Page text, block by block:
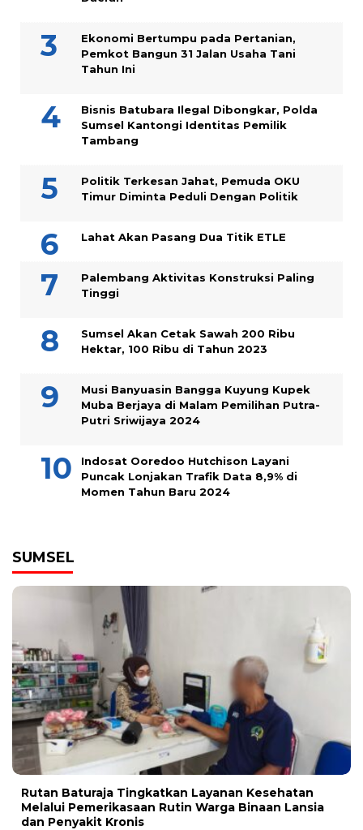
Ekonomi Bertumpu pada Pertanian,
Pemkot Bangun 31 Jalan Usaha Tani
Tahun Ini
Bisnis Batubara Ilegal Dibongkar, Polda
Sumsel Kantongi Identitas Pemilik
Tambang
Politik Terkesan Jahat, Pemuda OKU
Timur Diminta Peduli Dengan Politik
Lahat Akan Pasang Dua Titik ETLE
Palembang Aktivitas Konstruksi Paling
Tinggi
Sumsel Akan Cetak Sawah 200 Ribu
Hektar, 100 Ribu di Tahun 2023
Musi Banyuasin Bangga Kuyung Kupek
Muba Berjaya di Malam Pemilihan Putra-
Putri Sriwijaya 2024
Indosat Ooredoo Hutchison Layani
Puncak Lonjakan Trafik Data 8,9% di
Momen Tahun Baru 2024
SUMSEL
Rutan Baturaja Tingkatkan Layanan Kesehatan
Melalui Pemerikasaan Rutin Warga Binaan Lansia
dan Penyakit Kronis